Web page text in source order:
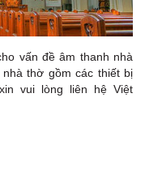
vấn đề âm thanh nhà
thờ gồm các thiết bị
vui lòng liên hệ Việt